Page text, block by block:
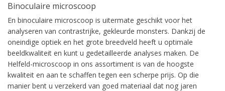
Binoculaire microscoop
En binoculaire microscoop is uitermate geschikt voor het
analyseren van contrastrijke, gekleurde monsters. Dankzij de
oneindige optiek en het grote breedveld heeft u optimale
beeldkwaliteit en kunt u gedetailleerde analyses maken. De
Helfeld-microscoop in ons assortiment is van de hoogste
kwaliteit en aan te schaffen tegen een scherpe prijs. Op die
manier bent u verzekerd van goed materiaal dat nog jaren